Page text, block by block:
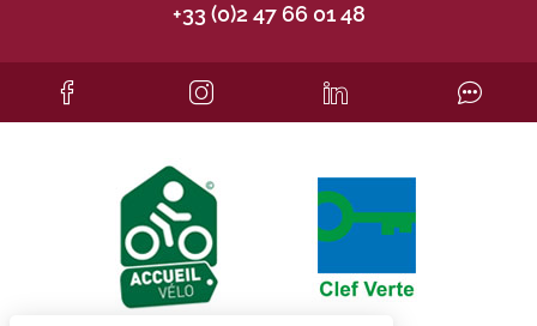
+33 (0)2 47 66 01 48